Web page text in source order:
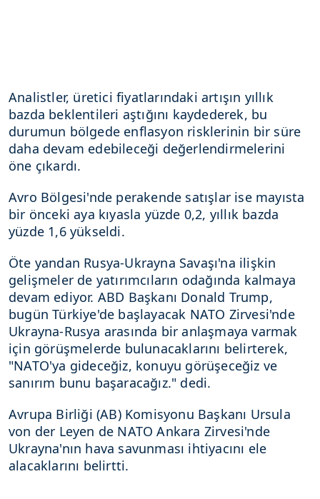
Analistler, üretici fiyatlarındaki artışın yıllık
bazda beklentileri aştığını kaydederek, bu
durumun bölgede enflasyon risklerinin bir süre
daha devam edebileceği değerlendirmelerini
öne çıkardı.
Avro Bölgesi'nde perakende satışlar ise mayısta
bir önceki aya kıyasla yüzde 0,2, yıllık bazda
yüzde 1,6 yükseldi.
Öte yandan Rusya-Ukrayna Savaşı'na ilişkin
gelişmeler de yatırımcıların odağında kalmaya
devam ediyor. ABD Başkanı Donald Trump,
bugün Türkiye'de başlayacak NATO Zirvesi'nde
Ukrayna-Rusya arasında bir anlaşmaya varmak
için görüşmelerde bulunacaklarını belirterek,
"NATO'ya gideceğiz, konuyu görüşeceğiz ve
sanırım bunu başaracağız." dedi.
Avrupa Birliği (AB) Komisyonu Başkanı Ursula
von der Leyen de NATO Ankara Zirvesi'nde
Ukrayna'nın hava savunması ihtiyacını ele
alacaklarını belirtti.